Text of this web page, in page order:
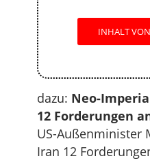
INHALT
dazu: Neo-
12 Forderungen
US-Außenminister
Iran 12